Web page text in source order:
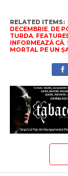
RELATED ITEMS:
DECEMBRIE, DE
TURDA,
INFORMEAZĂ CĂ,
MORTAL PE UN